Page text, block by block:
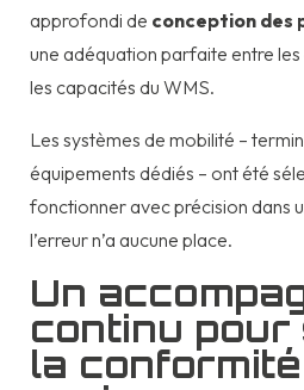
approfondi de conception des
une adéquation parfaite entre
les capacités du WMS.
Les systèmes de mobilité –
équipements dédiés – ont été
fonctionner avec précision dans
l’erreur n’a aucune place.
Un
continu pour
la